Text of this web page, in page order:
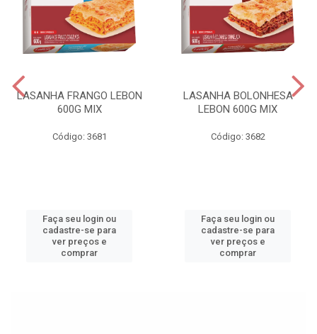
LASANHA FRANGO LEBON
600G MIX
Código: 3681
Faça seu login ou
cadastre-se para
ver preços e
comprar
LASANHA BOLONHESA
LEBON 600G MIX
Código: 3682
Faça seu login ou
cadastre-se para
ver preços e
comprar